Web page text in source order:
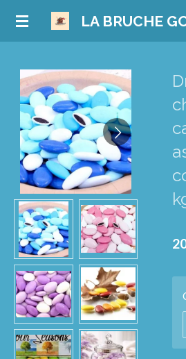
Passer
principal
LA BRUCHE